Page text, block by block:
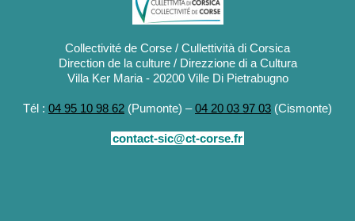
Collectivité de Corse / Cullettività di Corsica
Direction de la culture / Direzzione di a Cultura
Villa Ker Maria - 20200 Ville Di Pietrabugno
Tél : 04 95 10 98 62 (Pumonte) –04 20 03 97 03 (Cismonte)
contact-sic@ct-corse.fr